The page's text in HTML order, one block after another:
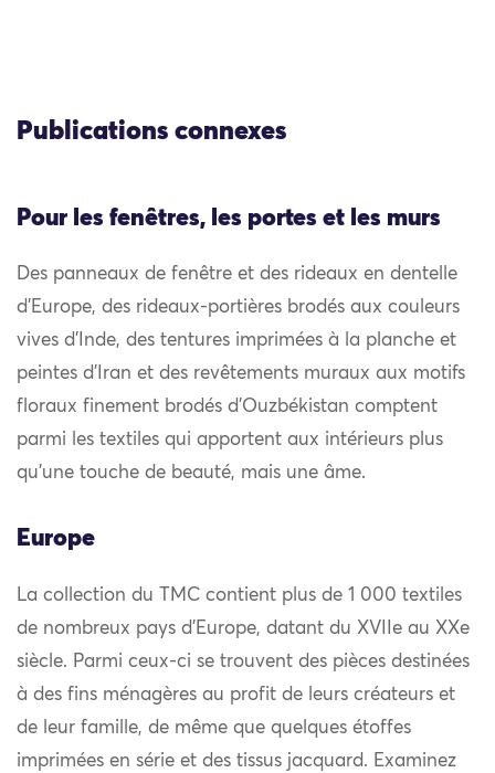
Publications connexes
Pour les fenêtres, les portes et les murs
Des panneaux de fenêtre et des rideaux en dentelle
d’Europe, des rideaux-portières brodés aux couleurs
vives d’Inde, des tentures imprimées à la planche et
peintes d’Iran et des revêtements muraux aux motifs
floraux finement brodés d’Ouzbékistan comptent
parmi les textiles qui apportent aux intérieurs plus
qu’une touche de beauté, mais une âme.
Europe
La collection du TMC contient plus de 1 000 textiles
de nombreux pays d’Europe, datant du XVIIe au XXe
siècle. Parmi ceux-ci se trouvent des pièces destinées
à des fins ménagères au profit de leurs créateurs et
de leur famille, de même que quelques étoffes
imprimées en série et des tissus jacquard. Examinez